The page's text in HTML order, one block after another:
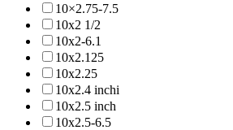
10×2.75-7.5
10x2 1/2
10x2-6.1
10x2.125
10x2.25
10x2.4 inchi
10x2.5 inch
10x2.5-6.5